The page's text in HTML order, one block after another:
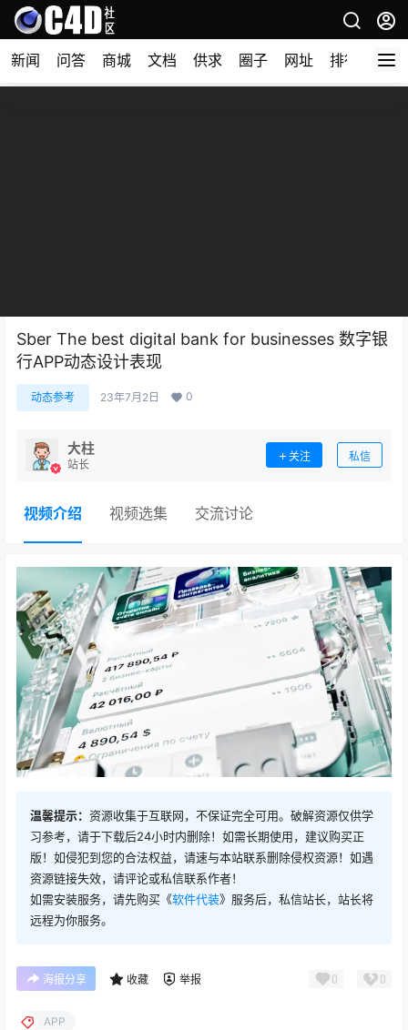
新闻 问答 商城 文档 供求 圈子 网址 排行榜
Sber The best digital bank for businesses 数字银
行APP动态设计表现
动态参考 23年7月2日 0
大柱
站长
关注 私信
视频介绍 视频选集 交流讨论
温馨提示： 资源收集于互联网，不保证完全可用。破解资源仅供学
习参考，请于下载后24小时内删除！如需长期使用，建议购买正
版！如侵犯到您的合法权益，请速与本站联系删除侵权资源！如遇
资源链接失效，请评论或私信联系作者！
如需安装服务，请先购买《软件代装》服务后，私信站长，站长将
远程为你服务。
海报分享 收藏 举报 0 0
APP